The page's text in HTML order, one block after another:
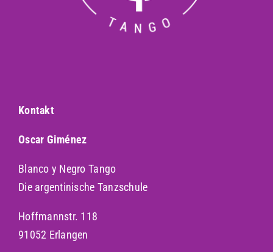
Kontakt
Oscar Giménez
Blanco y Negro Tango
Die argentinische Tanzschule
Hoffmannstr. 118
91052 Erlangen